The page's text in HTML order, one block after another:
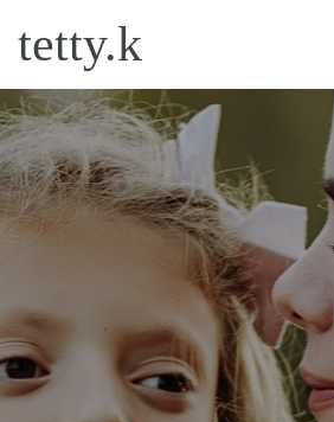
Zum
Inhalt
springen
tetty.k